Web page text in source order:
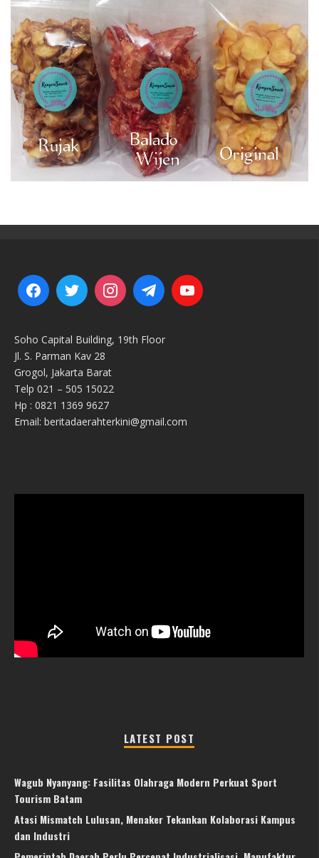
Soho Capital Building, 19th Floor
Jl. S. Parman Kav 28
Grogol, Jakarta Barat
Telp 021 – 505 15022
Hp : 0821 1369 9627
Email: beritadaerahterkini@gmail.com
LATEST POST
Wagub Nyanyang: Fasilitas Olahraga Modern Perkuat Sport
Tourism Batam
Atasi Mismatch Lulusan, Menaker Tekankan Kolaborasi Kampus
dan Industri